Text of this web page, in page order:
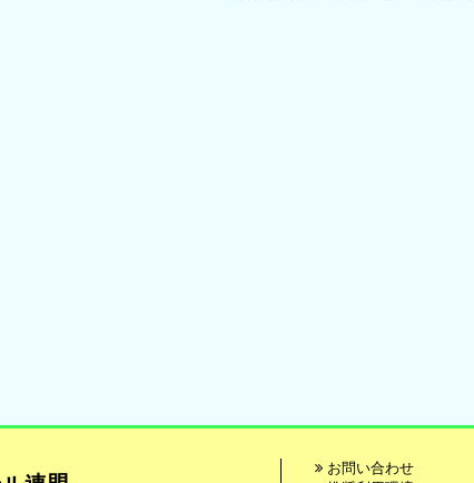
お問い合わせ